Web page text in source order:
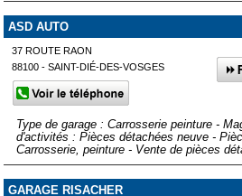
ASD AUTO
37 ROUTE RAON
88100 - SAINT-DIÉ-DES-VOSGES
Type de garage : Carrosserie peinture -
d'activités : Pièces détachées neuve -
Carrosserie, peinture - Vente de pièces
GARAGE RISACHER